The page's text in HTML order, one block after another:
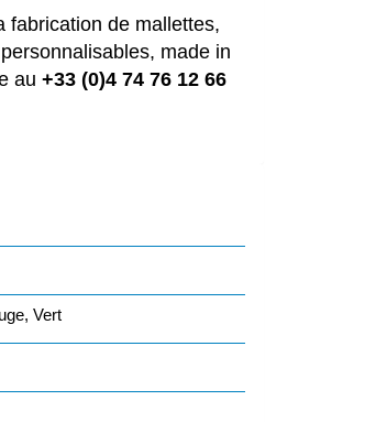
fabrication de mallettes,
made in
au +33 (0)4 74 76 12 66
Vert